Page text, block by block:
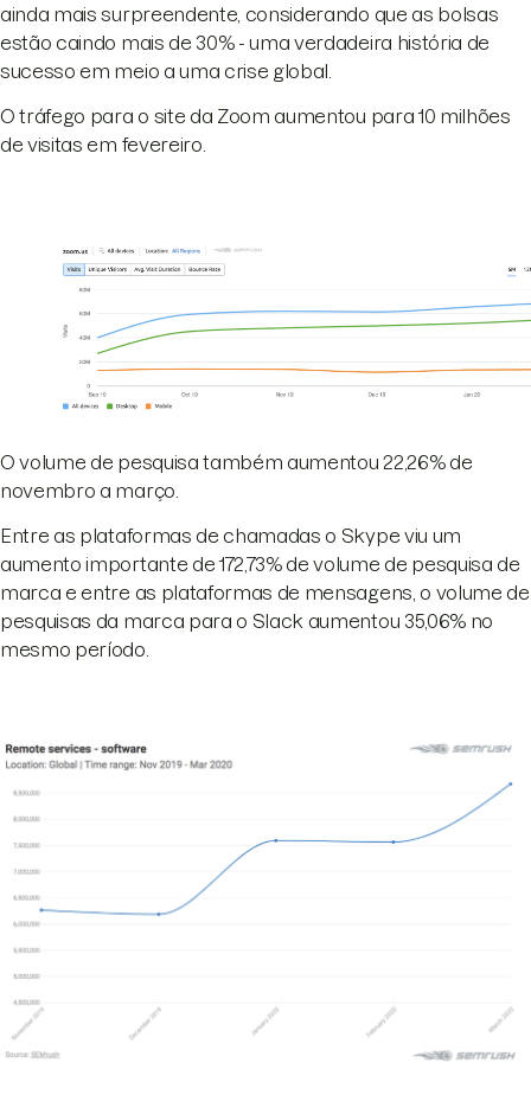
ainda mais surpreendente, considerando que as bolsas
estão caindo mais de 30% - uma verdadeira história de
sucesso em meio a uma crise global.
O tráfego para o site da Zoom aumentou para 10 milhões
de visitas em fevereiro.
O volume de pesquisa também aumentou 22,26% de
novembro a março.
Entre as plataformas de chamadas o Skype viu um
aumento importante de 172,73% de volume de pesquisa de
marca e entre as plataformas de mensagens, o volume de
pesquisas da marca para o Slack aumentou 35,06% no
mesmo período.